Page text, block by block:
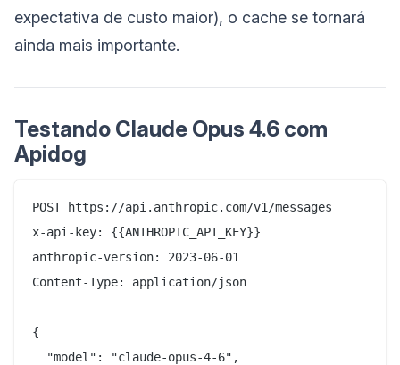
expectativa de custo maior), o cache se tornará
ainda mais importante.
Testando Claude Opus 4.6 com
Apidog
POST https://api.anthropic.com/v1/messages
x-api-key: {{ANTHROPIC_API_KEY}}
anthropic-version: 2023-06-01
Content-Type: application/json
{
  "model": "claude-opus-4-6",